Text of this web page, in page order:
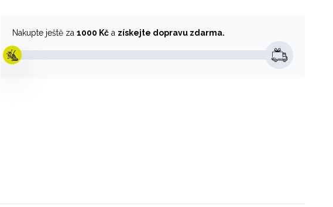
Nakupte ještě za 1000 Kč a získejte dopravu zdarma.